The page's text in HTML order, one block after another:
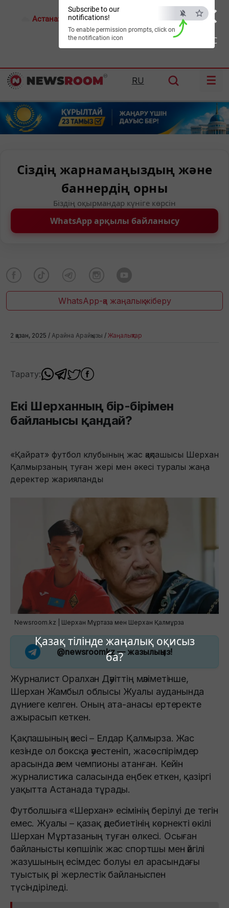
×
ESC
Қазақ тілінде жаңалық оқисыз
ба?
Subscribe to our
notifications!
To enable permission prompts, click on
the notification icon
Астана: 17°C Алматы: Шымкент:24°C
RU ☰
Сіздің жарнамаңыздың және
баннердің орны
Біздің оқырмандар күніге көрсін
WhatsApp арқылы байланысу
WhatsApp-қа жаңалық жіберу
2 қазан, 2025 / Арайна Арайқызы / Жаңалықтар
Тарату:
Екі Шерханның бір-бірімен
байланысы қандай?
«Қайрат» футбол клубының жас қақпашысы Шерхан
Қалмырзаның туған жері мен әкесі туралы жаңа
деректер жарияланды
Newsroom.kz | Шерхан Мұртаза мен Шерхан Қалмұрза
@newsroomkz — жазылыңыз!
Журналист Оралхан Дәуіттің мәліметінше,
Шерхан Жамбыл облысы Жуалы ауданында
дүниеге келген. Оның ата-анасы ертеректе
ажырасып кеткен.
Қақпашының әкесі – Елдар Қалмырза. Жас
кезінде ол боксқа әуестеніп, жасөспірімдер
арасында әлем чемпионы атанған. Кейін
журналистика саласында еңбек еткен, қазіргі
уақытта Астанада тұрады.
Футболшыға «Шерхан» есімінің берілуі де тегін
емес. Жуалы – қазақ әдебиетінің көрнекті өкілі
Шерхан Мұртазаның туған өлкесі. Осыған
байланысты көпшілік жас спортшы мен әйгілі
жазушының есімдес болуы ел арасындағы
туыстық әрі жерлестік байланыспен
түсіндіріледі.